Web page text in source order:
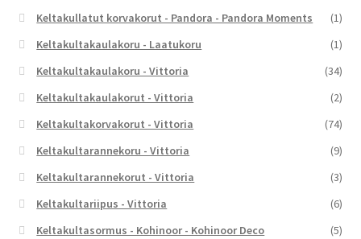
Keltakullatut korvakorut - Pandora - Pandora Moments
(1)
Keltakultakaulakoru - Laatukoru
(1)
Keltakultakaulakoru - Vittoria
(34)
Keltakultakaulakorut - Vittoria
(2)
Keltakultakorvakorut - Vittoria
(74)
Keltakultarannekoru - Vittoria
(9)
Keltakultarannekorut - Vittoria
(3)
Keltakultariipus - Vittoria
(6)
Keltakultasormus - Kohinoor - Kohinoor Deco
(5)